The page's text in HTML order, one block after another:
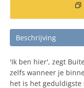
Beschrijving
'Ik ben hier', zegt
zelfs wanneer je
het is het